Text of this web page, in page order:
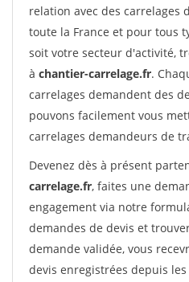
relation avec des carrelages
toute la France et pour tous
soit votre secteur d'activité,
à chantier-carrelage.fr.
carrelages demandent des
pouvons facilement vous
carrelages demandeurs de
Devenez dès à présent
carrelage.fr, faites une
engagement via notre
demandes de devis et
demande validée, vous
devis enregistrées depuis